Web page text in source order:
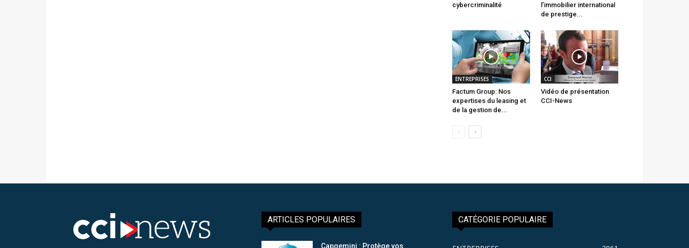
cybercriminalité
l’immobilier international
de prestige...
ENTREPRISES
Factum Group: Nos
expertises du leasing et
de la gestion de...
CCI
Vidéo de présentation
CCI-News
ARTICLES POPULAIRES
Capgemini : Protège vos
CATÉGORIE POPULAIRE